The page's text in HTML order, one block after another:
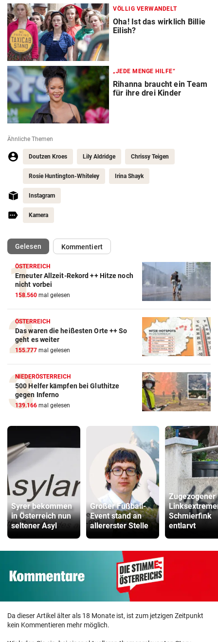
VÖLLIG VERWANDELT
Oha! Ist das wirklich Billie
Eilish?
„JEDE MENGE HILFE“
Rihanna braucht ein Team
für ihre drei Kinder
Ähnliche Themen
Doutzen Kroes Lily Aldridge Chrissy Teigen
Rosie Huntington-Whiteley Irina Shayk
Instagram
Kamera
Gelesen(ausgewählt)Kommentiert
ÖSTERREICH
Erneuter Allzeit-Rekord ++ Hitze noch
nicht vorbei
158.560 mal gelesen
ÖSTERREICH
Das waren die heißesten Orte ++ So
geht es weiter
155.777 mal gelesen
NIEDERÖSTERREICH
500 Helfer kämpfen bei Gluthitze
gegen Inferno
139.166 mal gelesen
Syrer bekommen
in Österreich nun
seltener Asyl
Großer Fußball-
Event stand an
allererster Stelle
Zugezogener
Schmierfink
entlarvt
Da dieser Artikel älter als 18 Monate ist, ist zum jetzigen Zeitpunkt
kein Kommentieren mehr möglich.